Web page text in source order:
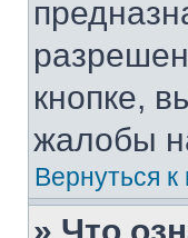
кнопке,
жалобы
Вернуться к